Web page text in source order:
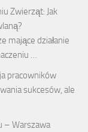
Zwierząt: Jak
mające działanie
…
pracowników
sukcesów, ale
– Warszawa